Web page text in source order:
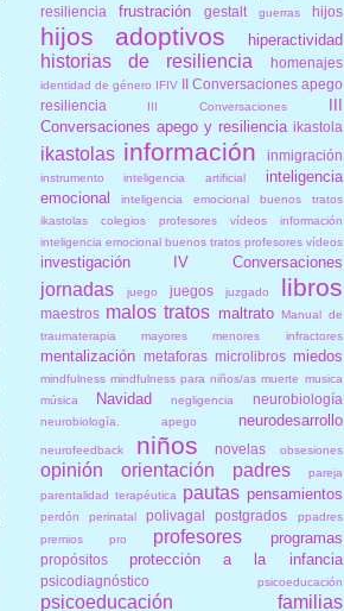
resiliencia
frustración gestalt guerras hijos
hijos adoptivos hiperactividad
historias de resiliencia homenajes
identidad de género IFIV II Conversaciones apego
resiliencia
III Conversaciones
III
Conversaciones apego y resiliencia ikastola
ikastolas información inmigración
instrumento inteligencia artificial
inteligencia
emocional
inteligencia emocional buenos tratos
ikastolas colegios profesores vídeos información
inteligencia emocional buenos tratos profesores vídeos
investigación IV Conversaciones
jornadas juego juegos juzgado libros
maestros malos tratos maltrato Manual de
traumaterapia
mayores menores infractores
mentalización metaforas microlibros miedos
mindfulness mindfulness para niños/as muerte musica
música
Navidad negligencia neurobiología
neurobiología. apego neurodesarrollo
neurofeedback niños novelas obsesiones
opinión orientación padres
pareja
parentalidad terapéutica
pautas pensamientos
perdón perinatal polivagal postgrados
ppadres
premios
pro profesores programas
propósitos protección a la infancia
psicodiagnóstico psicoeducación
psicoeducación familias